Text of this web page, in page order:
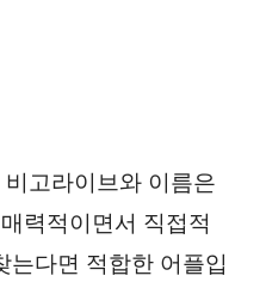
고라이브와 이름은
력적이면서 직접적
는다면 적합한 어플입